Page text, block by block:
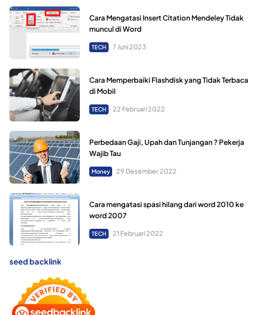
Cara Mengatasi Insert Citation Mendeley Tidak
muncul di Word
TECH 7 Juni 2023
Cara Memperbaiki Flashdisk yang Tidak Terbaca
di Mobil
TECH 22 Februari 2022
Perbedaan Gaji, Upah dan Tunjangan ? Pekerja
Wajib Tau
Money 29 Desember 2022
Cara mengatasi spasi hilang dari word 2010 ke
word 2007
TECH 21 Februari 2022
seed backlink